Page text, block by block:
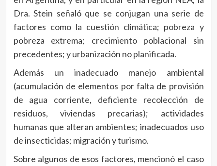
Dra. Stein señaló que se conjugan una serie de
factores como la cuestión climática; pobreza y
pobreza extrema; crecimiento poblacional sin
precedentes; y urbanización no planificada.
Además un inadecuado manejo ambiental
(acumulación de elementos por falta de provisión
de agua corriente, deficiente recolección de
residuos, viviendas precarias); actividades
humanas que alteran ambientes; inadecuados uso
de insecticidas; migración y turismo.
Sobre algunos de esos factores, mencionó el caso